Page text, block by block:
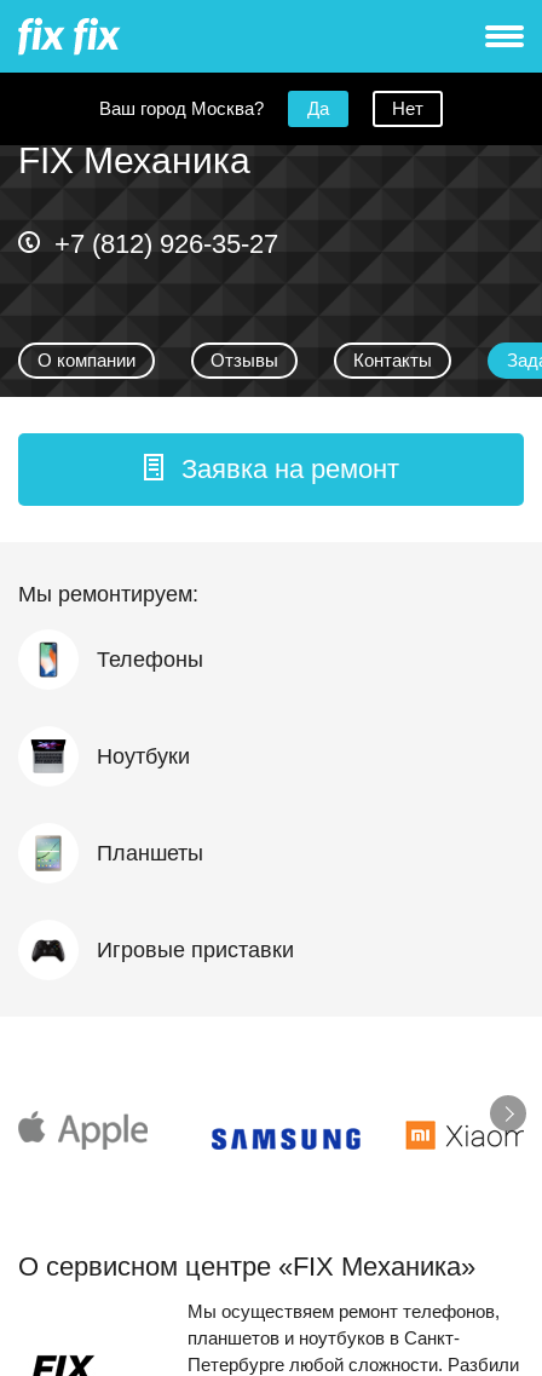
Ваш город Москва? Да Нет
FIX Механика
+7 (812) 926-35-27
О компании Отзывы Контакты
Заявка на ремонт
Мы ремонтируем:
Телефоны
Ноутбуки
Планшеты
Игровые приставки
О сервисном центре «FIX Механика»
Мы осуществяем ремонт телефонов,
планшетов и ноутбуков в Санкт-
Петербурге любой сложности. Разбили